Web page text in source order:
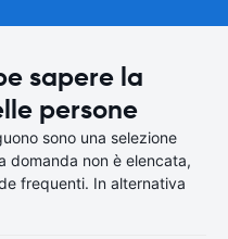
sapere la
persone
sono una selezione
domanda non è elencata,
frequenti. In alternativa